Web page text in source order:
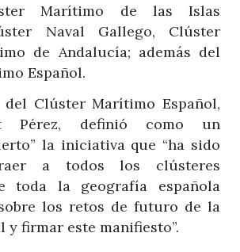
Marítimo de las Islas
Naval Gallego, Clúster
de Andalucía; además del
Español.
Clúster Marítimo Español,
Pérez, definió como un
la iniciativa que “ha sido
a todos los clústeres
toda la geografía española
los retos de futuro de la
y firmar este manifiesto”.